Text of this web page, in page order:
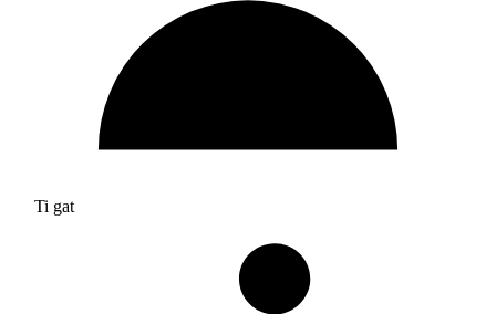
Ti gat